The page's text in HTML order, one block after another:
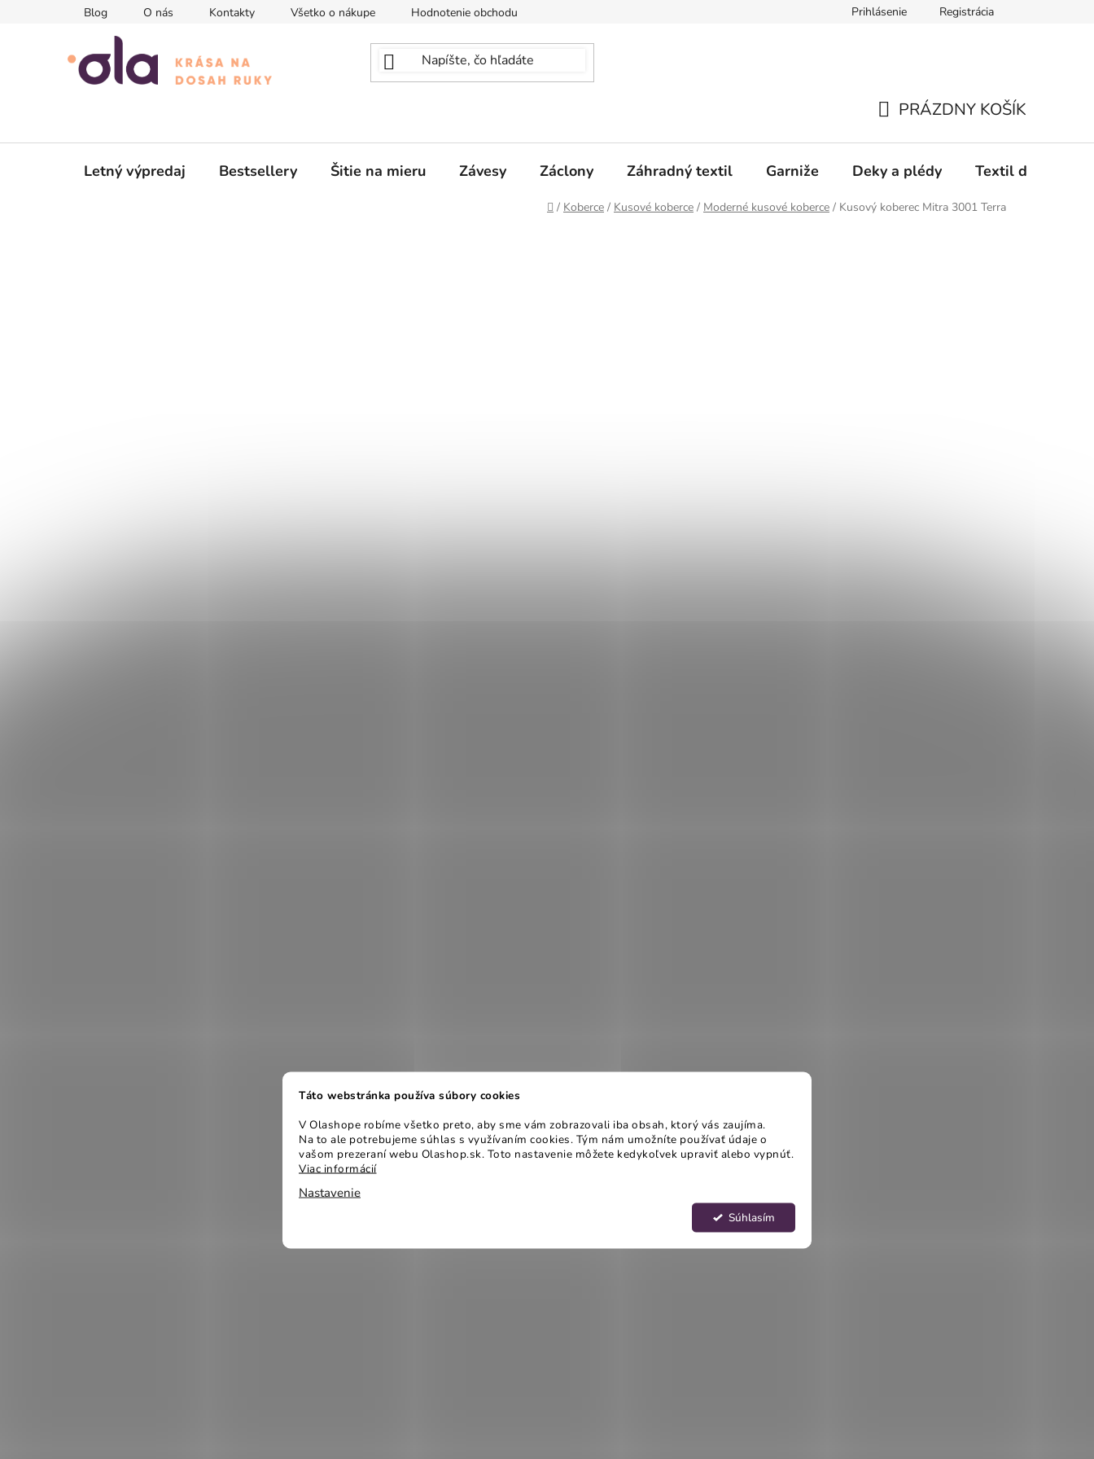
Táto webstránka používa súbory cookies
V Olashope robíme všetko preto, aby sme vám zobrazovali iba obsah, ktorý vás zaujíma.
Na to ale potrebujeme súhlas s využívaním cookies. Tým nám umožníte používať údaje o
vašom prezeraní webu Olashop.sk. Toto nastavenie môžete kedykoľvek upraviť alebo vypnúť.
Viac informácií
Nastavenie
Súhlasím
Blog O nás Kontakty Všetko o nákupe Hodnotenie obchodu Prihlásenie Registrácia
KOŠÍK
PRÁZDNY KOŠÍK
Letný výpredaj Bestsellery Šitie na mieru Závesy Záclony Záhradný textil Garniže Deky a plédy Textil do spálne
Domov
/ Koberce / Kusové koberce / Moderné kusové koberce / Kusový koberec Mitra 3001 Terra